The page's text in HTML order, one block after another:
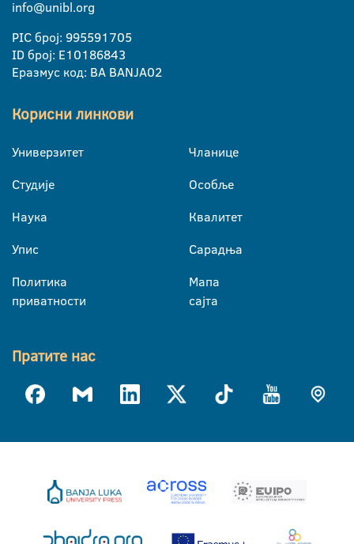
info@unibl.org
PIC број: 995591705
ID број: E10186843
Еразмус код: BA BANJA02
Корисни линкови
Универзитет
Студије
Наука
Упис
Политика
приватности
Чланице
Особље
Квалитет
Сарадња
Мапа
сајта
Пратите нас